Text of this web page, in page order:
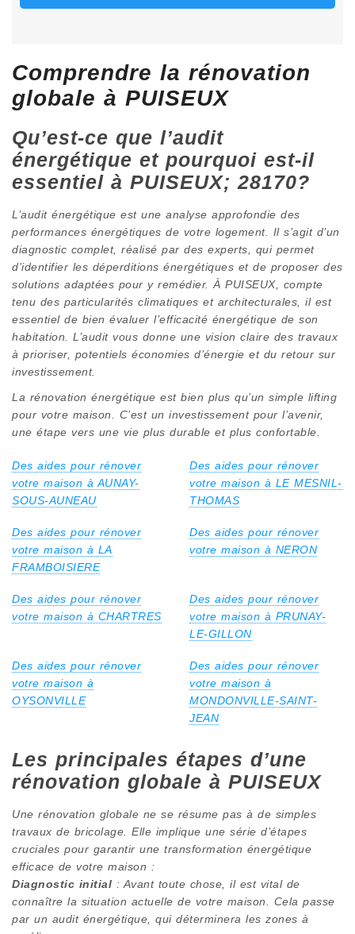
Comprendre la rénovation
globale à PUISEUX
Qu’est-ce que l’audit
énergétique et pourquoi est-il
essentiel à PUISEUX; 28170?
L’audit énergétique est une analyse approfondie des
performances énergétiques de votre logement. Il s’agit d’un
diagnostic complet, réalisé par des experts, qui permet
d’identifier les déperditions énergétiques et de proposer des
solutions adaptées pour y remédier. À PUISEUX, compte
tenu des particularités climatiques et architecturales, il est
essentiel de bien évaluer l’efficacité énergétique de son
habitation. L’audit vous donne une vision claire des travaux
à prioriser, potentiels économies d’énergie et du retour sur
investissement.
La rénovation énergétique est bien plus qu’un simple lifting
pour votre maison. C’est un investissement pour l’avenir,
une étape vers une vie plus durable et plus confortable.
Des aides pour rénover
votre maison à AUNAY-
SOUS-AUNEAU
Des aides pour rénover
votre maison à LE MESNIL-
THOMAS
Des aides pour rénover
votre maison à LA
FRAMBOISIERE
Des aides pour rénover
votre maison à NERON
Des aides pour rénover
votre maison à CHARTRES
Des aides pour rénover
votre maison à PRUNAY-
LE-GILLON
Des aides pour rénover
votre maison à
OYSONVILLE
Des aides pour rénover
votre maison à
MONDONVILLE-SAINT-
JEAN
Les principales étapes d’une
rénovation globale à PUISEUX
Une rénovation globale ne se résume pas à de simples
travaux de bricolage. Elle implique une série d’étapes
cruciales pour garantir une transformation énergétique
efficace de votre maison :
Diagnostic initial : Avant toute chose, il est vital de
connaître la situation actuelle de votre maison. Cela passe
par un audit énergétique, qui déterminera les zones à